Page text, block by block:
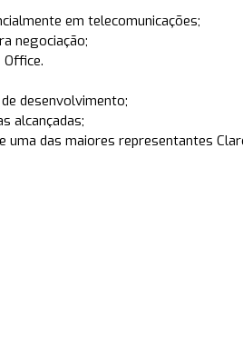
em telecomunicações;
negociação;
desenvolvimento;
alcançadas;
uma das maiores representantes